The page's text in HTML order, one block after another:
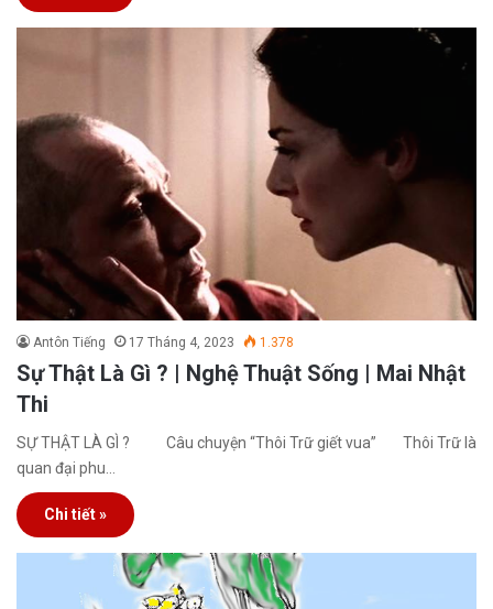
Antôn Tiếng 17 Tháng 4, 2023 1.378
Sự Thật Là Gì ? | Nghệ Thuật Sống | Mai Nhật
Thi
SỰ THẬT LÀ GÌ ? Câu chuyện “Thôi Trữ giết vua” Thôi Trữ là
quan đại phu…
Chi tiết »